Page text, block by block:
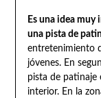
Es una idea muy
una pista de
entretenimiento
jóvenes. En
pista de
interior. En la